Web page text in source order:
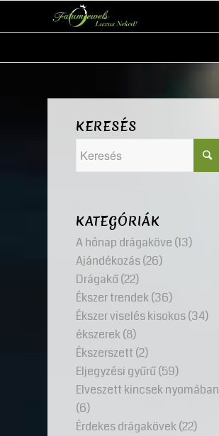
KERESÉS
KATEGÓRIÁK
A hónap drágaköve (13)
Ajándékozás(26)
Drágakő(22)
Ékszer trendek(36)
Ékszer viselés kisokos(34)
ékszerek(8)
Ékszerszett (2)
Eljegyzési gyűrű(59)
Elveszett kincsek nyomában
(6)
Érdekes drágakövek(22)